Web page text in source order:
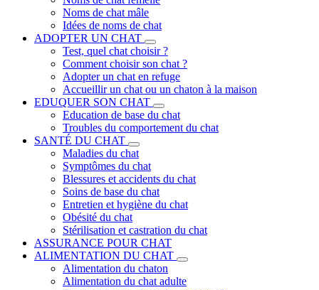
Noms de chat mâle
Idées de noms de chat
ADOPTER UN CHAT
Test, quel chat choisir ?
Comment choisir son chat ?
Adopter un chat en refuge
Accueillir un chat ou un chaton à la maison
EDUQUER SON CHAT
Education de base du chat
Troubles du comportement du chat
SANTÉ DU CHAT
Maladies du chat
Symptômes du chat
Blessures et accidents du chat
Soins de base du chat
Entretien et hygiène du chat
Obésité du chat
Stérilisation et castration du chat
ASSURANCE POUR CHAT
ALIMENTATION DU CHAT
Alimentation du chaton
Alimentation du chat adulte